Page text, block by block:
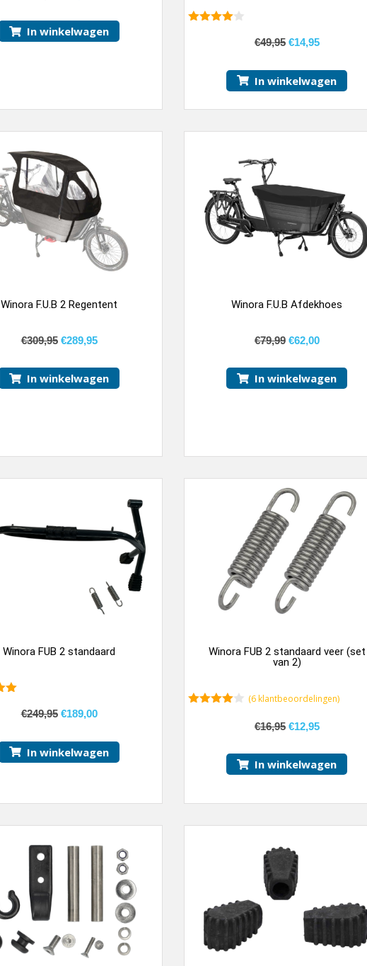
In winkelwagen
€49,95 €14,95
In winkelwagen
Winora F.U.B 2 Regentent
€309,95 €289,95
In winkelwagen
Winora F.U.B Afdekhoes
€79,99 €62,00
In winkelwagen
Winora FUB 2 standaard
€249,95 €189,00
In winkelwagen
Winora FUB 2 standaard veer (set
van 2)
(6klantbeoordelingen)
€16,95 €12,95
In winkelwagen